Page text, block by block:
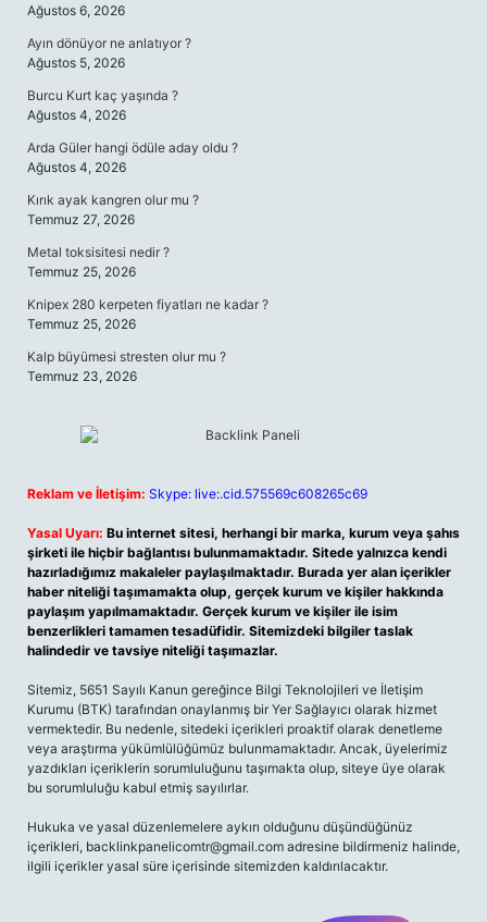
Ağustos 6, 2026
Ayın dönüyor ne anlatıyor ?
Ağustos 5, 2026
Burcu Kurt kaç yaşında ?
Ağustos 4, 2026
Arda Güler hangi ödüle aday oldu ?
Ağustos 4, 2026
Kırık ayak kangren olur mu ?
Temmuz 27, 2026
Metal toksisitesi nedir ?
Temmuz 25, 2026
Knipex 280 kerpeten fiyatları ne kadar ?
Temmuz 25, 2026
Kalp büyümesi stresten olur mu ?
Temmuz 23, 2026
Reklam ve İletişim: Skype: live:.cid.575569c608265c69
Yasal Uyarı: Bu internet sitesi, herhangi bir marka, kurum veya şahıs
şirketi ile hiçbir bağlantısı bulunmamaktadır. Sitede yalnızca kendi
hazırladığımız makaleler paylaşılmaktadır. Burada yer alan içerikler
haber niteliği taşımamakta olup, gerçek kurum ve kişiler hakkında
paylaşım yapılmamaktadır. Gerçek kurum ve kişiler ile isim
benzerlikleri tamamen tesadüfidir. Sitemizdeki bilgiler taslak
halindedir ve tavsiye niteliği taşımazlar.
Sitemiz, 5651 Sayılı Kanun gereğince Bilgi Teknolojileri ve İletişim
Kurumu (BTK) tarafından onaylanmış bir Yer Sağlayıcı olarak hizmet
vermektedir. Bu nedenle, sitedeki içerikleri proaktif olarak denetleme
veya araştırma yükümlülüğümüz bulunmamaktadır. Ancak, üyelerimiz
yazdıkları içeriklerin sorumluluğunu taşımakta olup, siteye üye olarak
bu sorumluluğu kabul etmiş sayılırlar.
Hukuka ve yasal düzenlemelere aykırı olduğunu düşündüğünüz
içerikleri, backlinkpanelicomtr@gmail.com adresine bildirmeniz halinde,
ilgili içerikler yasal süre içerisinde sitemizden kaldırılacaktır.